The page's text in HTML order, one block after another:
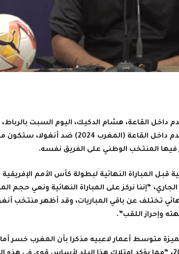
داخل القاعة، هشام الدكيك، اليوم السبت بالرباط،
النهائية لكأس أمم إفريقيا لكرة القدم داخل القاعة
فيها المنتخب الوطني على الفريق نفسه.
المباراة النهائية لبطولة كأس الأمم الإفريقية
المقررة اليوم الأحد 21 أبريل الجاري، “إننا نركز على المباراة النهائية
تختلف عن باقي المباريات، وقد أظهر منتخب
وإحراز اللقب”.
متوسط ​​أعمار لاعبيه مذكرا بأن المغرب خسر